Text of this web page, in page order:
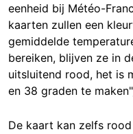
eenheid bij Météo-
kaarten zullen een
gemiddelde
bereiken, blijven ze in
uitsluitend rood, het is
en 38 graden te
De kaart kan zelfs